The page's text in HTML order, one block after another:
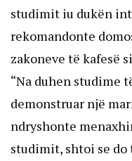
studimit iu dukën
rekomandonte
zakoneve të kafesë
“Na duhen studime
demonstruar një
ndryshonte
studimit, shtoi se